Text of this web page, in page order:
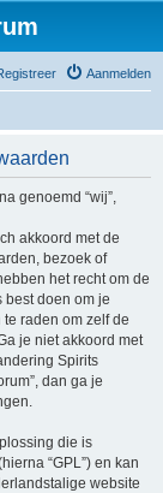
Aanmelden
genoemd “wij”,
akkoord met de
bezoek of
het recht om de
doen om je
raden om zelf de
je niet akkoord met
Spirits
dan ga je
die is
“GPL”) en kan
website